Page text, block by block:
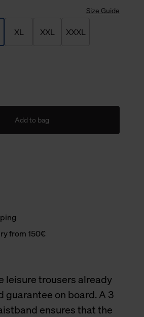
Size Guide
XL XXL XXXL
Add to bag
from 150€
leisure trousers already
guarantee on board. A 3
ensures that the